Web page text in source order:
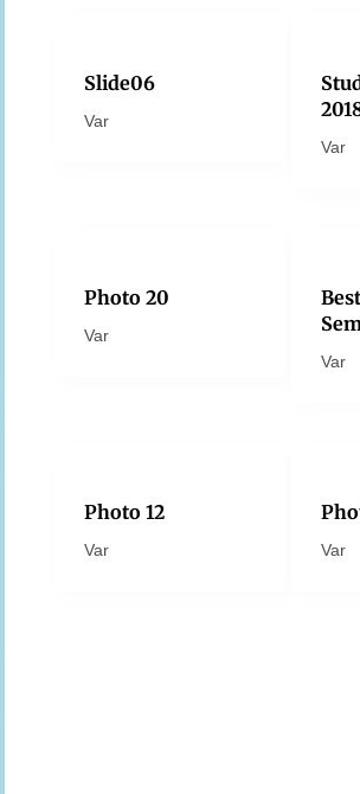
Slide06
Var
Var
Photo 20
Var
Var
Photo 12
Var Var